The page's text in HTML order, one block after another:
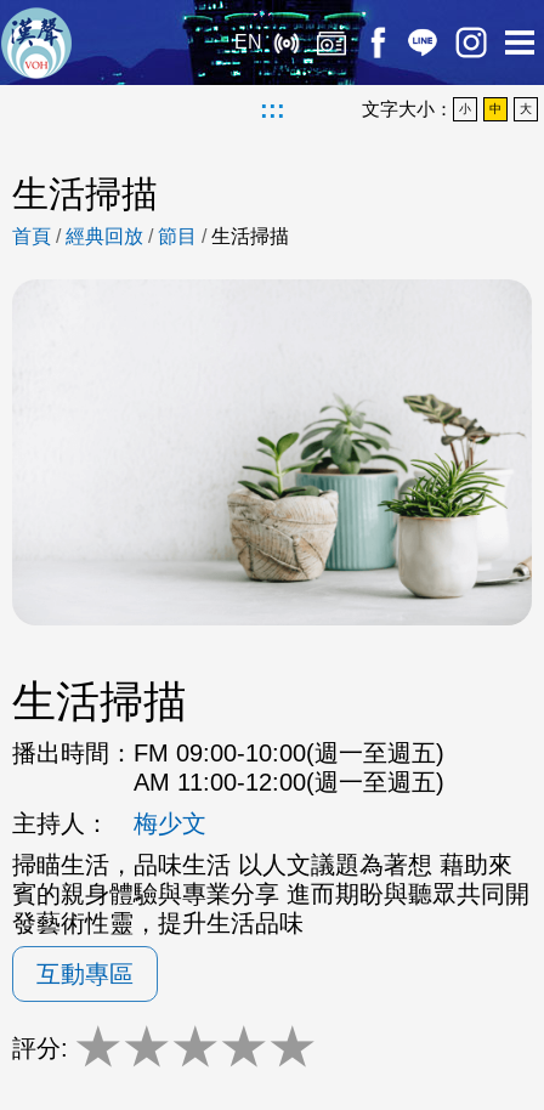
EN
::: 文字大小： 小 中 大
生活掃描
首頁 /經典回放 /節目 /生活掃描
生活掃描
播出時間： FM 09:00-10:00(週一至週五)
AM 11:00-12:00(週一至週五)
主持人：
梅少文
掃瞄生活，品味生活 以人文議題為著想 藉助來
賓的親身體驗與專業分享 進而期盼與聽眾共同開
發藝術性靈，提升生活品味
互動專區
評分: ★★★★★